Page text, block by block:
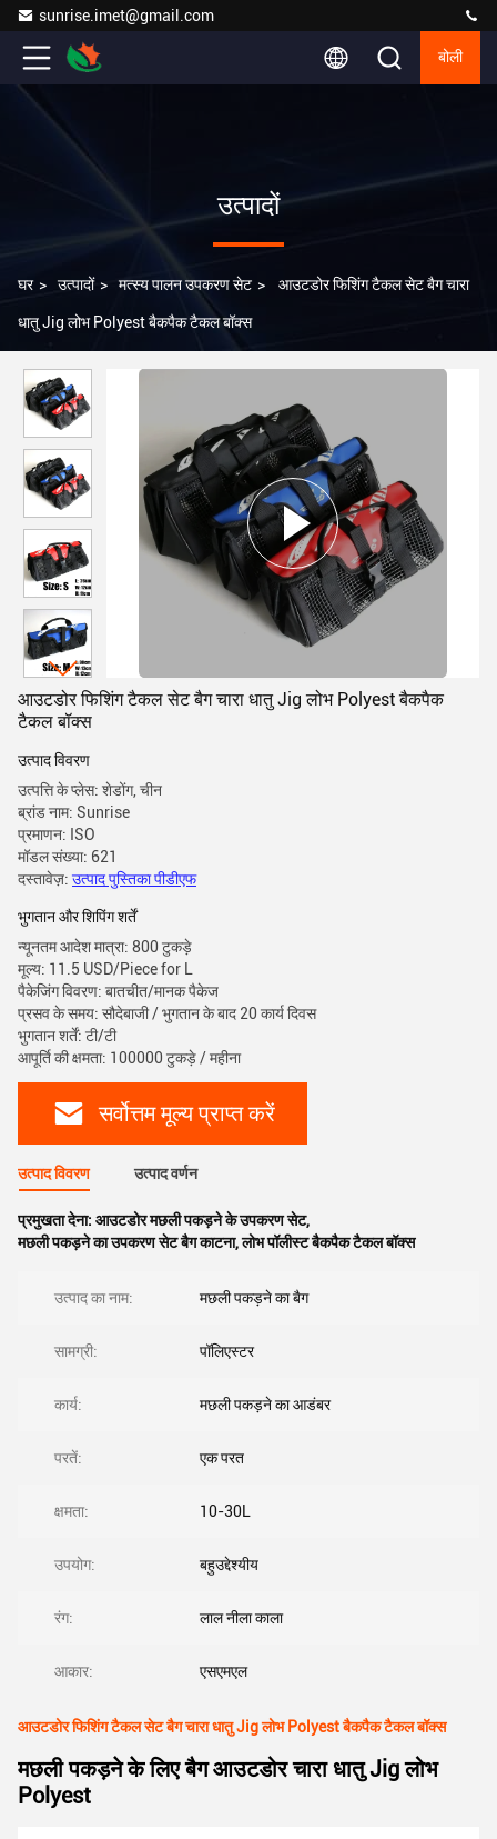
sunrise.imet@gmail.com
बोली
उत्पादों
घर > उत्पादों > मत्स्य पालन उपकरण सेट > आउटडोर फिशिंग टैकल सेट बैग चारा
धातु Jig लोभ Polyest बैकपैक टैकल बॉक्स
आउटडोर फिशिंग टैकल सेट बैग चारा धातु Jig लोभ Polyest बैकपैक
टैकल बॉक्स
उत्पाद विवरण
उत्पत्ति के प्लेस: शेडोंग, चीन
ब्रांड नाम: Sunrise
प्रमाणन: ISO
मॉडल संख्या: 621
दस्तावेज़: उत्पाद पुस्तिका पीडीएफ
भुगतान और शिपिंग शर्तें
न्यूनतम आदेश मात्रा: 800 टुकड़े
मूल्य: 11.5 USD/Piece for L
पैकेजिंग विवरण: बातचीत/मानक पैकेज
प्रसव के समय: सौदेबाजी / भुगतान के बाद 20 कार्य दिवस
भुगतान शर्तें: टी/टी
आपूर्ति की क्षमता: 100000 टुकड़े / महीना
सर्वोत्तम मूल्य प्राप्त करें
उत्पाद विवरण उत्पाद वर्णन
प्रमुखता देना: आउटडोर मछली पकड़ने के उपकरण सेट,
मछली पकड़ने का उपकरण सेट बैग काटना,लोभ पॉलीस्ट बैकपैक टैकल बॉक्स
उत्पाद का नाम: मछली पकड़ने का बैग
सामग्री: पॉलिएस्टर
कार्य: मछली पकड़ने का आडंबर
परतें: एक परत
क्षमता: 10-30L
उपयोग: बहुउद्देश्यीय
रंग: लाल नीला काला
आकार: एसएमएल
आउटडोर फिशिंग टैकल सेट बैग चारा धातु Jig लोभ Polyest बैकपैक टैकल बॉक्स
मछली पकड़ने के लिए बैग आउटडोर चारा धातु Jig लोभ
Polyest